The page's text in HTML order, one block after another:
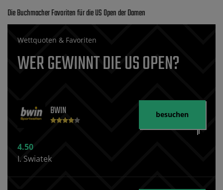
Die Buchmacher Favoriten für die US Open der Damen
Wettquoten & Favoriten
WER GEWINNT DIE US OPEN?
BWIN
4.50
I. Swiatek
besuchen